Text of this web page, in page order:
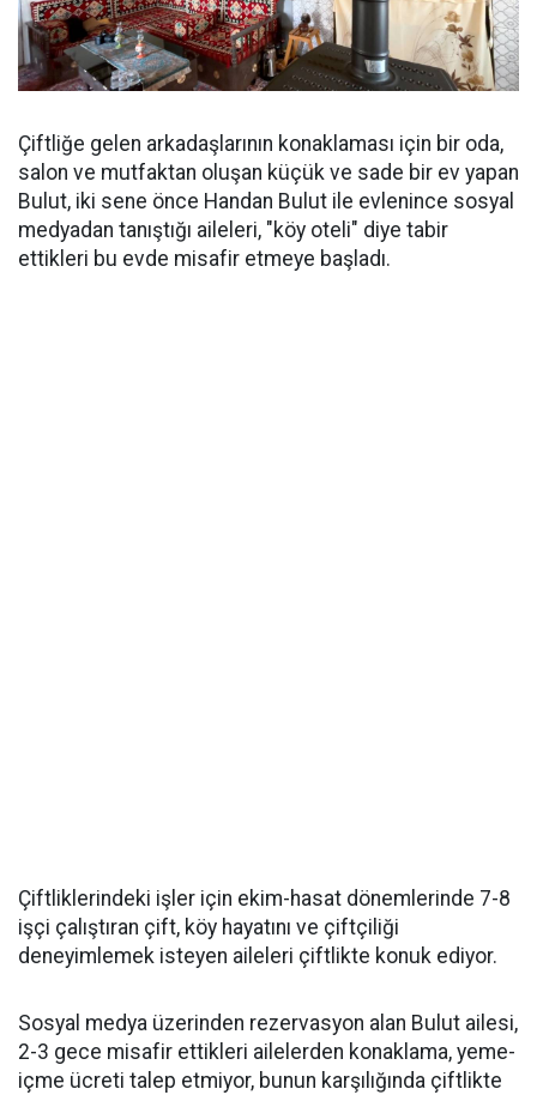
Çiftliğe gelen arkadaşlarının konaklaması için bir oda,
salon ve mutfaktan oluşan küçük ve sade bir ev yapan
Bulut, iki sene önce Handan Bulut ile evlenince sosyal
medyadan tanıştığı aileleri, "köy oteli" diye tabir
ettikleri bu evde misafir etmeye başladı.
Çiftliklerindeki işler için ekim-hasat dönemlerinde 7-8
işçi çalıştıran çift, köy hayatını ve çiftçiliği
deneyimlemek isteyen aileleri çiftlikte konuk ediyor.
Sosyal medya üzerinden rezervasyon alan Bulut ailesi,
2-3 gece misafir ettikleri ailelerden konaklama, yeme-
içme ücreti talep etmiyor, bunun karşılığında çiftlikte